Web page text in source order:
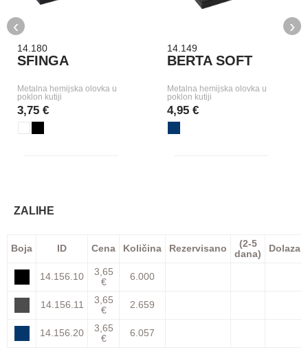
14.180
SFINGA
Metalna hemijska olovka u
poklon kutiji
3,75 €
14.149
BERTA SOFT
Metalna hemijska olovka u
poklon kutiji
4,95 €
‹ ›
ZALIHE
Boja ID Cena Količina Rezervisano
(2-5
dana)
Dolazak
14.156.10
3,65
€
6.000
14.156.11
3,65
€
2.659
14.156.20
3,65
€
6.057